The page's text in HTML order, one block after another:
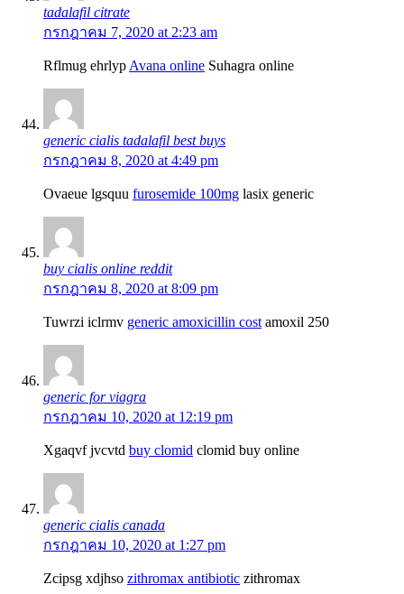
tadalafil citrate
กรกฎาคม 7, 2020 at 2:23 am
Rflmug ehrlyp Avana online Suhagra online
generic cialis tadalafil best buys
กรกฎาคม 8, 2020 at 4:49 pm
Ovaeue lgsquu furosemide 100mg lasix generic
buy cialis online reddit
กรกฎาคม 8, 2020 at 8:09 pm
Tuwrzi iclrmv generic amoxicillin cost amoxil 250
generic for viagra
กรกฎาคม 10, 2020 at 12:19 pm
Xgaqvf jvcvtd buy clomid clomid buy online
generic cialis canada
กรกฎาคม 10, 2020 at 1:27 pm
Zcipsg xdjhso zithromax antibiotic zithromax